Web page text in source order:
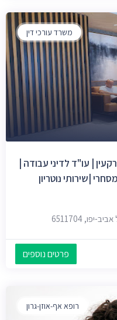
משרד עורכי דין
| עו"ד לדיני עבודה |
|שירותי נוטריון
פרטים נוספים
רופא אף-אוזן-גרון